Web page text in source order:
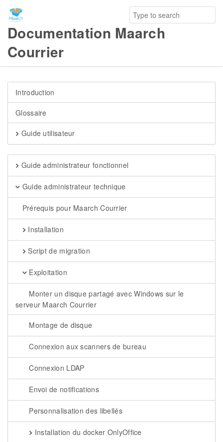
Documentation Maarch
Courrier
Introduction
Glossaire
Guide utilisateur
Guide administrateur fonctionnel
Guide administrateur technique
Prérequis pour Maarch Courrier
Installation
Script de migration
Exploitation
Monter un disque partagé avec Windows sur le
serveur Maarch Courrier
Montage de disque
Connexion aux scanners de bureau
Connexion LDAP
Envoi de notifications
Personnalisation des libellés
Installation du docker OnlyOffice